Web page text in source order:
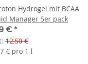
Hydrogel mit BCAA
Manager 5er pack
€ *
: 12,50 €
€ pro 1 l